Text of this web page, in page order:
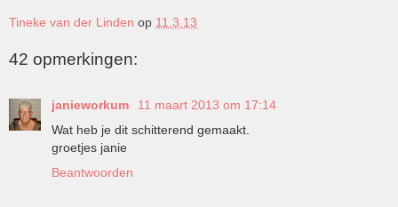
Tineke van der Linden op 11.3.13
42 opmerkingen:
janieworkum
11 maart 2013 om 17:14
Wat heb je dit schitterend gemaakt.
groetjes janie
Beantwoorden